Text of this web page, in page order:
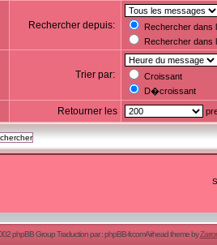
Rechercher depuis:
Rechercher dans
Rechercher dans
Trier par:
Croissant
D�croissant
Retourner les
phpBB Group Traduction par :phpBB-fr.comAirhead theme by